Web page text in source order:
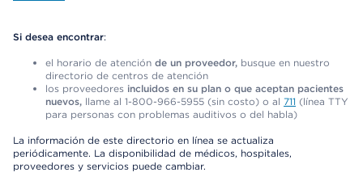
Si desea encontrar:
el horario de atención de un proveedor, busque en nuestro
directorio de centros de atención
los proveedores incluidos en su plan o que aceptan pacientes
nuevos, llame al 1-800-966-5955 (sin costo) o al 711 (línea TTY
para personas con problemas auditivos o del habla)
La información de este directorio en línea se actualiza
periódicamente. La disponibilidad de médicos, hospitales,
proveedores y servicios puede cambiar.